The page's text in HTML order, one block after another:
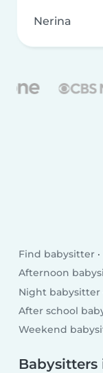
Nerina
Find babysitter
Afternoon
Night babysitter
After school
Weekend